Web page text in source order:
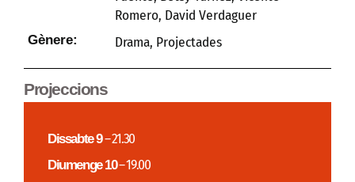
Romero, David Verdaguer
Gènere: Drama, Projectades
Projeccions
Dissabte 9– 21.30
Diumenge 10– 19.00